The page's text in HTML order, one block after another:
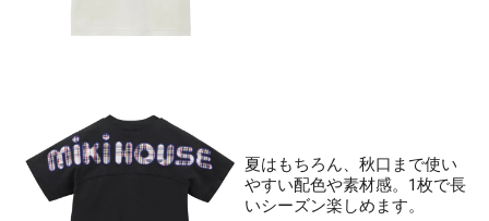
夏はもちろん、秋口まで使い
やすい配色や素材感。1枚で長
いシーズン楽しめます。